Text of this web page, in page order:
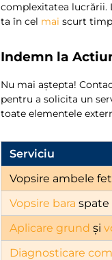
complexitatea lucrării.
ta în cel mai scurt
Indemn la
Nu mai aștepta!
pentru a solicita un
toate elementele
Serviciu
Vopsire ambele
Vopsire bara spate
Aplicare grund și
Diagnosticare